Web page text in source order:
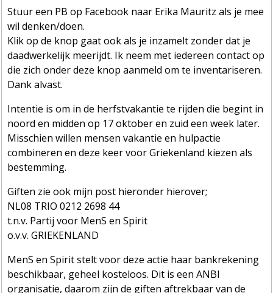
Stuur een PB op Facebook naar Erika Mauritz als je mee
wil denken/doen.
Klik op de knop gaat ook als je inzamelt zonder dat je
daadwerkelijk meerijdt. Ik neem met iedereen contact op
die zich onder deze knop aanmeld om te inventariseren.
Dank alvast.
Intentie is om in de herfstvakantie te rijden die begint in
noord en midden op 17 oktober en zuid een week later.
Misschien willen mensen vakantie en hulpactie
combineren en deze keer voor Griekenland kiezen als
bestemming.
Giften zie ook mijn post hieronder hierover;
NL08 TRIO 0212 2698 44
t.n.v. Partij voor MenS en Spirit
o.v.v. GRIEKENLAND
MenS en Spirit stelt voor deze actie haar bankrekening
beschikbaar, geheel kosteloos. Dit is een ANBI
organisatie, daarom zijn de giften aftrekbaar van de